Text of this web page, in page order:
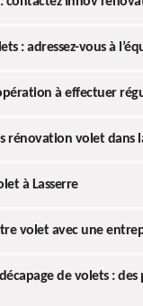
: adressez-vous à
à effectuer
rénovation volet dans
à Lasserre
volet avec une
de volets :